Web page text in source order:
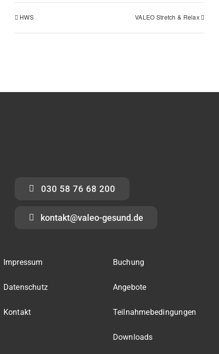
HWS VALEO Stretch & Relax
030 58 76 68 200
kontakt@valeo-gesund.de
Impressum
Datenschutz
Kontakt
Buchung
Angebote
Teilnahmebedingungen
Downloads